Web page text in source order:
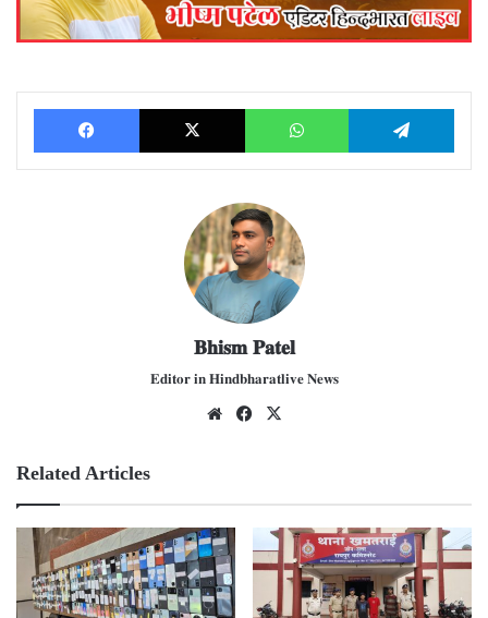
Facebook X WhatsApp
𝐁𝐡𝐢𝐬𝐦 𝐏𝐚𝐭𝐞𝐥
𝐄𝐝𝐢𝐭𝐨𝐫 𝐢𝐧 𝐇𝐢𝐧𝐝𝐛𝐡𝐚𝐫𝐚𝐭𝐥𝐢𝐯𝐞 𝐍𝐞𝐰𝐬
We
Fac
Related Articles